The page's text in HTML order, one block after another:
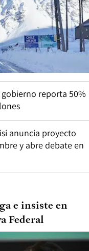
reporta 50%
anuncia proyecto
y abre debate en
e insiste en
Federal